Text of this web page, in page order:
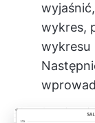
wykres,
wykresu